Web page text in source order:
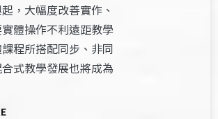
，大幅度改善實作、
體操作不利遠距教學
程所搭配同步、非同
式教學發展也將成為